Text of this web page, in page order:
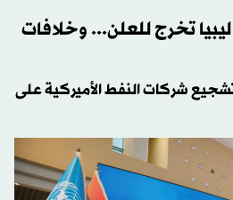
تخرج للعلن... وخلافات
شركات النفط الأميركية على